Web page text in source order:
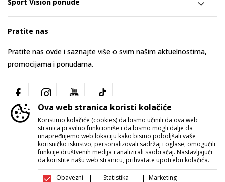
Sport Vision ponude
Pratite nas
Pratite nas ovde i saznajte više o svim našim aktuelnostima,
promocijama i ponudama.
Srbija Promenite
Ova web stranica koristi kolačiće
Koristimo kolačiće (cookies) da bismo učinili da ova web
stranica pravilno funkcioniše i da bismo mogli dalje da
unapređujemo web lokaciju kako bismo poboljšali vaše
korisničko iskustvo, personalizovali sadržaj i oglase, omogućili
funkcije društvenih medija i analizirali saobraćaj. Nastavljajući
da koristite našu web stranicu, prihvatate upotrebu kolačića.
Obavezni Statistika Marketing